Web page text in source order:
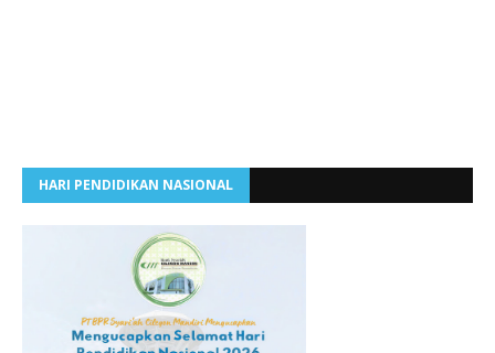
HARI PENDIDIKAN NASIONAL